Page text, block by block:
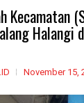
Kecamatan
Halangi
November 15,